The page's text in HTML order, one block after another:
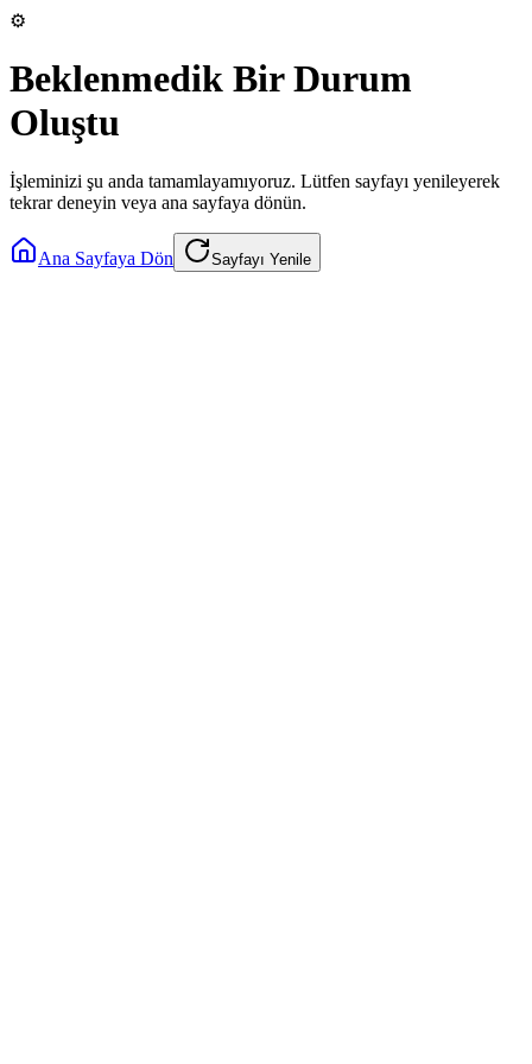
⚙️
Beklenmedik Bir Durum
Oluştu
İşleminizi şu anda tamamlayamıyoruz. Lütfen sayfayı yenileyerek
tekrar deneyin veya ana sayfaya dönün.
Ana Sayfaya Dön Sayfayı Yenile